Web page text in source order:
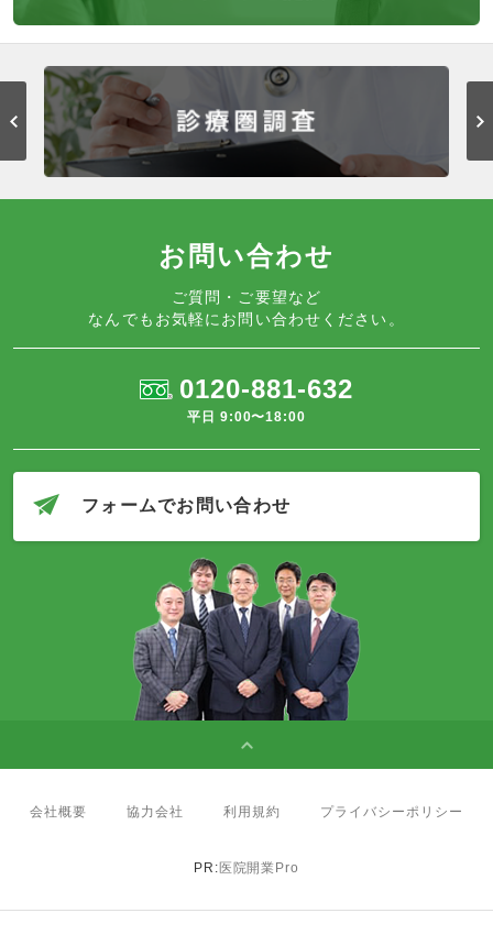
お問い合わせ
ご質問・ご要望など
なんでもお気軽にお問い合わせください。
0120-881-632
平日 9:00〜18:00
フォームでお問い合わせ
会社概要 協力会社 利用規約 プライバシーポリシー
PR:医院開業Pro